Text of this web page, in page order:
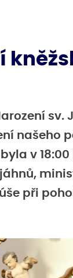
sv.
našeho
v
při